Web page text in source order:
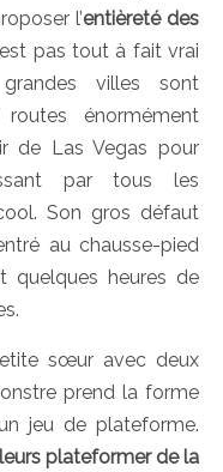
l’entièreté des
pas tout à fait vrai
villes sont
énormément
de Las Vegas pour
par tous les
Son gros défaut
au chausse-pied
quelques heures de
sœur avec deux
prend la forme
jeu de plateforme.
plateformer de la